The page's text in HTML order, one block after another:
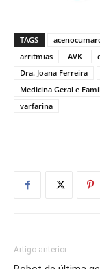
TAGS
arritmias
AVK
Dra. Joana Ferreira
Medicina Geral e
varfarina
Artigo anterior